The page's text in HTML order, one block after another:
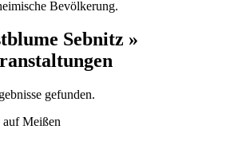
Bevölkerung.
Sebnitz »
gefunden.